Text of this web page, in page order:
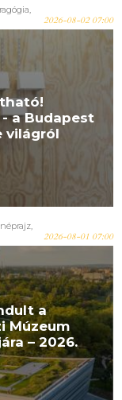
2026-08-02 07:00
- a Budapest
világról
néprajz,
2026-08-01 07:00
a
Múzeum
– 2026.